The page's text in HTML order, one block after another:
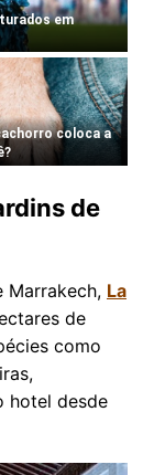
de
Marrakech, La
de
como
hotel desde